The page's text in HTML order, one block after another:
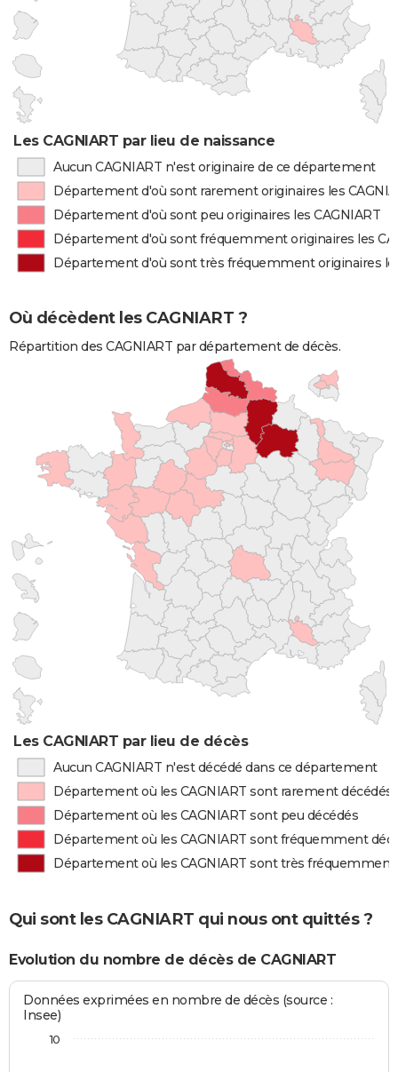
Les CAGNIART par lieu de naissance
Aucun CAGNIART n'est originaire de ce département
Département d'où sont rarement originaires les
Département d'où sont peu originaires les CAGNIART
Département d'où sont fréquemment originaires les
Département d'où sont très fréquemment originaires
Où décèdent les CAGNIART ?
Répartition des CAGNIART par département de décès.
Les CAGNIART par lieu de décès
Aucun CAGNIART n'est décédé dans ce département
Département où les CAGNIART sont rarement décédés
Département où les CAGNIART sont peu décédés
Département où les CAGNIART sont fréquemment
Département où les CAGNIART sont très fréquemment
Qui sont les CAGNIART qui nous ont quittés ?
Evolution du nombre de décès de CAGNIART
Données exprimées en nombre de décès (source :
Insee)
10